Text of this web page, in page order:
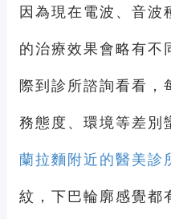
因為現在電波、音波
的治療效果會略有不
際到診所諮詢看看，
務態度、環境等差別
蘭拉麵附近的醫美診
紋，下巴輪廓感覺都